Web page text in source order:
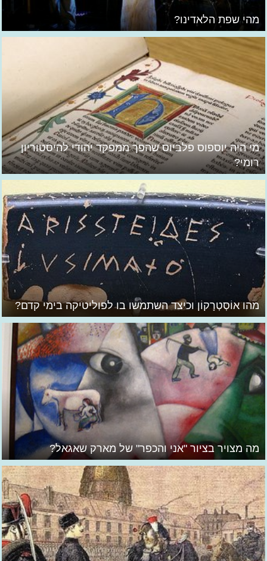
מהי שפת הלאדינו?
מי היה יוספוס פלביוס שהפך ממפקד יהודי להיסטוריון
רומי?
מהו אוֹסְטְרָקוֹן וכיצד השתמשו בו לפוליטיקה בימי קדם?
מה מצויר בציור "אני והכפר" של מארק שאגאל?